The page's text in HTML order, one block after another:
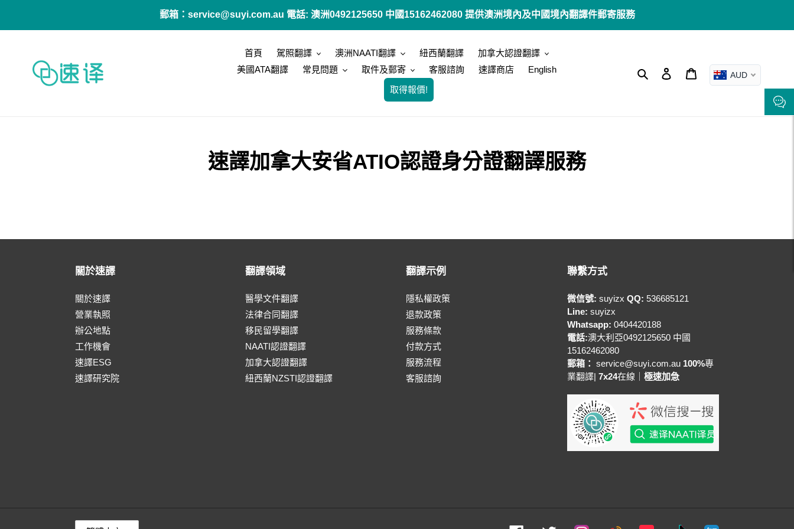
內
郵箱：service@suyi.com.au 電話: 澳洲0492125650 中國15162462080 提供澳洲境內及中國境內翻譯件郵寄服務
首頁 駕照翻譯 澳洲NAATI翻譯 紐西蘭翻譯
加拿大認證翻譯
美國ATA翻譯
常見問題 取件及郵寄 客服諮詢 速譯商店
English
取得報價!
搜尋 登入 購物車 AUD
速譯加拿大安省ATIO認證身分證翻譯服務
關於速譯
關於速譯
營業執照
辦公地點
工作機會
速譯ESG
速譯研究院
翻譯領域
醫學文件翻譯
法律合同翻譯
移民留學翻譯
NAATI認證翻譯
加拿大認證翻譯
紐西蘭NZSTI認證翻譯
翻譯示例
隱私權政策
退款政策
服務條款
付款方式
服務流程
客服諮詢
聯繫方式
微信號: suyizx QQ: 536685121
Line: suyizx
Whatsapp: 0404420188
電話:澳大利亞0492125650 中國
15162462080
郵箱： service@suyi.com.au 100%專
業翻譯| 7x24在線｜ 極速加急